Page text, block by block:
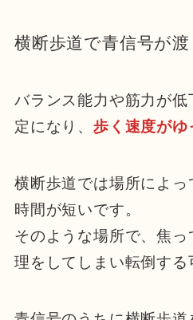
横断歩道で青信号が
バランス能力や筋力が
定になり、 歩く速度がゆ
横断歩道では場所によっ
時間が短いです。
そのような場所で、焦
理をしてしまい転倒する